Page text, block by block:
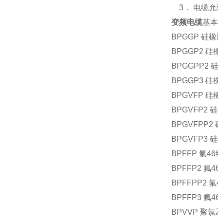
3． 电缆允
变频电缆基
BPGGP 硅
BPGGP2 硅
BPGGPP2
BPGGP3 硅
BPGVFP 硅
BPGVFP2
BPGVFPP2
BPGVFP3
BPFFP 氟
BPFFP2 氟
BPFFPP2
BPFFP3 氟
BPVVP 聚